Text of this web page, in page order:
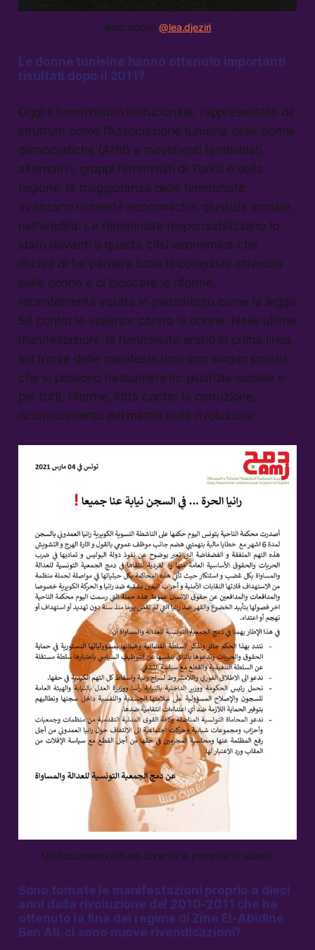
illustrazione@lea.djeziri
Le donne tunisine hanno ottenuto importanti
risultati dopo il 2011?
Oggi il femminismo istituzionale, rappresentato da
strutture come l’Associazione tunisina delle donne
democratiche (Atfd) e movimenti femministi
alternativi, gruppi femministi di Tunisi e della
regione, la maggioranza delle femministe
avanzano richieste economiche: giustizia sociale,
nell’eredità. Le femministe responsabilizzano lo
stato davanti a questa crisi economica che
rischia di far perdere tutte le conquiste ottenute
dalle donne e di bloccare le riforme,
recentemente votate in parlamento come la legge
58 contro le violenze contro le donne. Nelle ultime
manifestazioni, le femministe erano in prima linea,
sul fronte delle manifestazioni con slogan politici
che si possono riassumere in: giustizia sociale e
per tutti, riforme, lotta contro la corruzione,
riconoscimento dei martiri della rivoluzione.
Un documento diffuso durante le proteste di sabato
Sono tornate le manifestazioni proprio a dieci
anni dalla rivoluzione del 2010-2011 che ha
ottenuto la fine del regime di Zine El-Abidine
Ben Ali, ci sono nuove rivendicazioni?